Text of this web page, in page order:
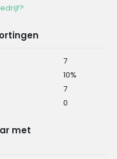
7
10%
7
0
met